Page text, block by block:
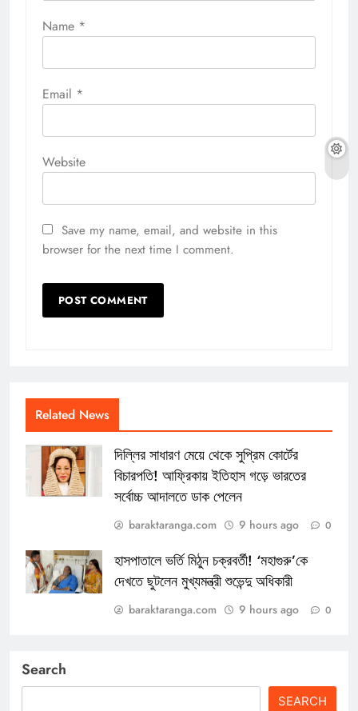
Name *
Email *
Website
Save my name, email, and website in this
browser for the next time I comment.
Related News
দিল্লির সাধারণ মেয়ে থেকে সুপ্রিম কোর্টের
বিচারপতি! আফ্রিকায় ইতিহাস গড়ে ভারতের
সর্বোচ্চ আদালতে ডাক পেলেন
baraktaranga.com 9 hours ago 0
হাসপাতালে ভর্তি মিঠুন চক্রবর্তী! ‘মহাগুরু’কে
দেখতে ছুটলেন মুখ্যমন্ত্রী শুভেন্দু অধিকারী
baraktaranga.com 9 hours ago 0
Search
SEARCH